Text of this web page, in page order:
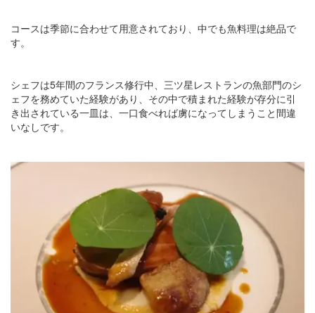
コースは季節に合わせて用意されており、中でも魚料理は絶品で
す。
シェフは5年間のフランス修行中、三ツ星レストランの魚部門のシ
ェフを務めていた経験があり、その中で積まれた経験が存分に引
き出されている一皿は、一口食べれば虜になってしまうこと間違
いなしです。